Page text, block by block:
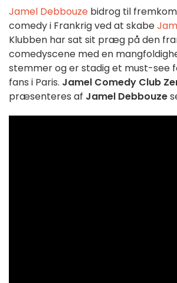
Jamel Debbouze bidrog til
comedy i Frankrig ved at skabe
Klubben har sat sit præg på den
comedyscene med en
stemmer og er stadig et must-see
fans i Paris. Jamel Comedy Club
præsenteres af Jamel Debbouze